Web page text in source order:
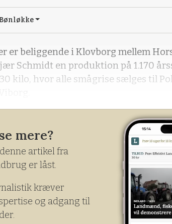
er beliggende i Klovborg mellem
Schmidt en produktion på 1.170
kilo, hvor alle smågrise sælges til
mere?
artikel fra
er låst.
kræver
og adgang til